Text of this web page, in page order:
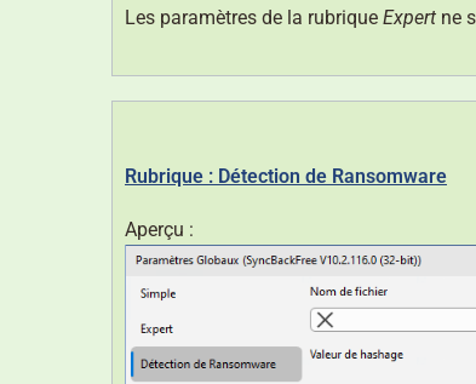
Les paramètres de la rubrique Expert ne
Rubrique : Détection de Ransomware
Aperçu :